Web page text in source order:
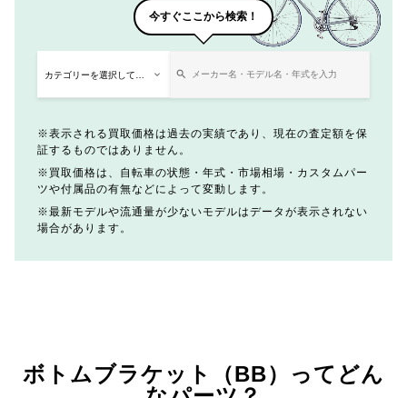
今すぐここから検索！
表示される買取価格は過去の実績であり、現在の査定額を保
証するものではありません。
買取価格は、自転車の状態・年式・市場相場・カスタムパー
ツや付属品の有無などによって変動します。
最新モデルや流通量が少ないモデルはデータが表示されない
場合があります。
ボトムブラケット（BB）ってどん